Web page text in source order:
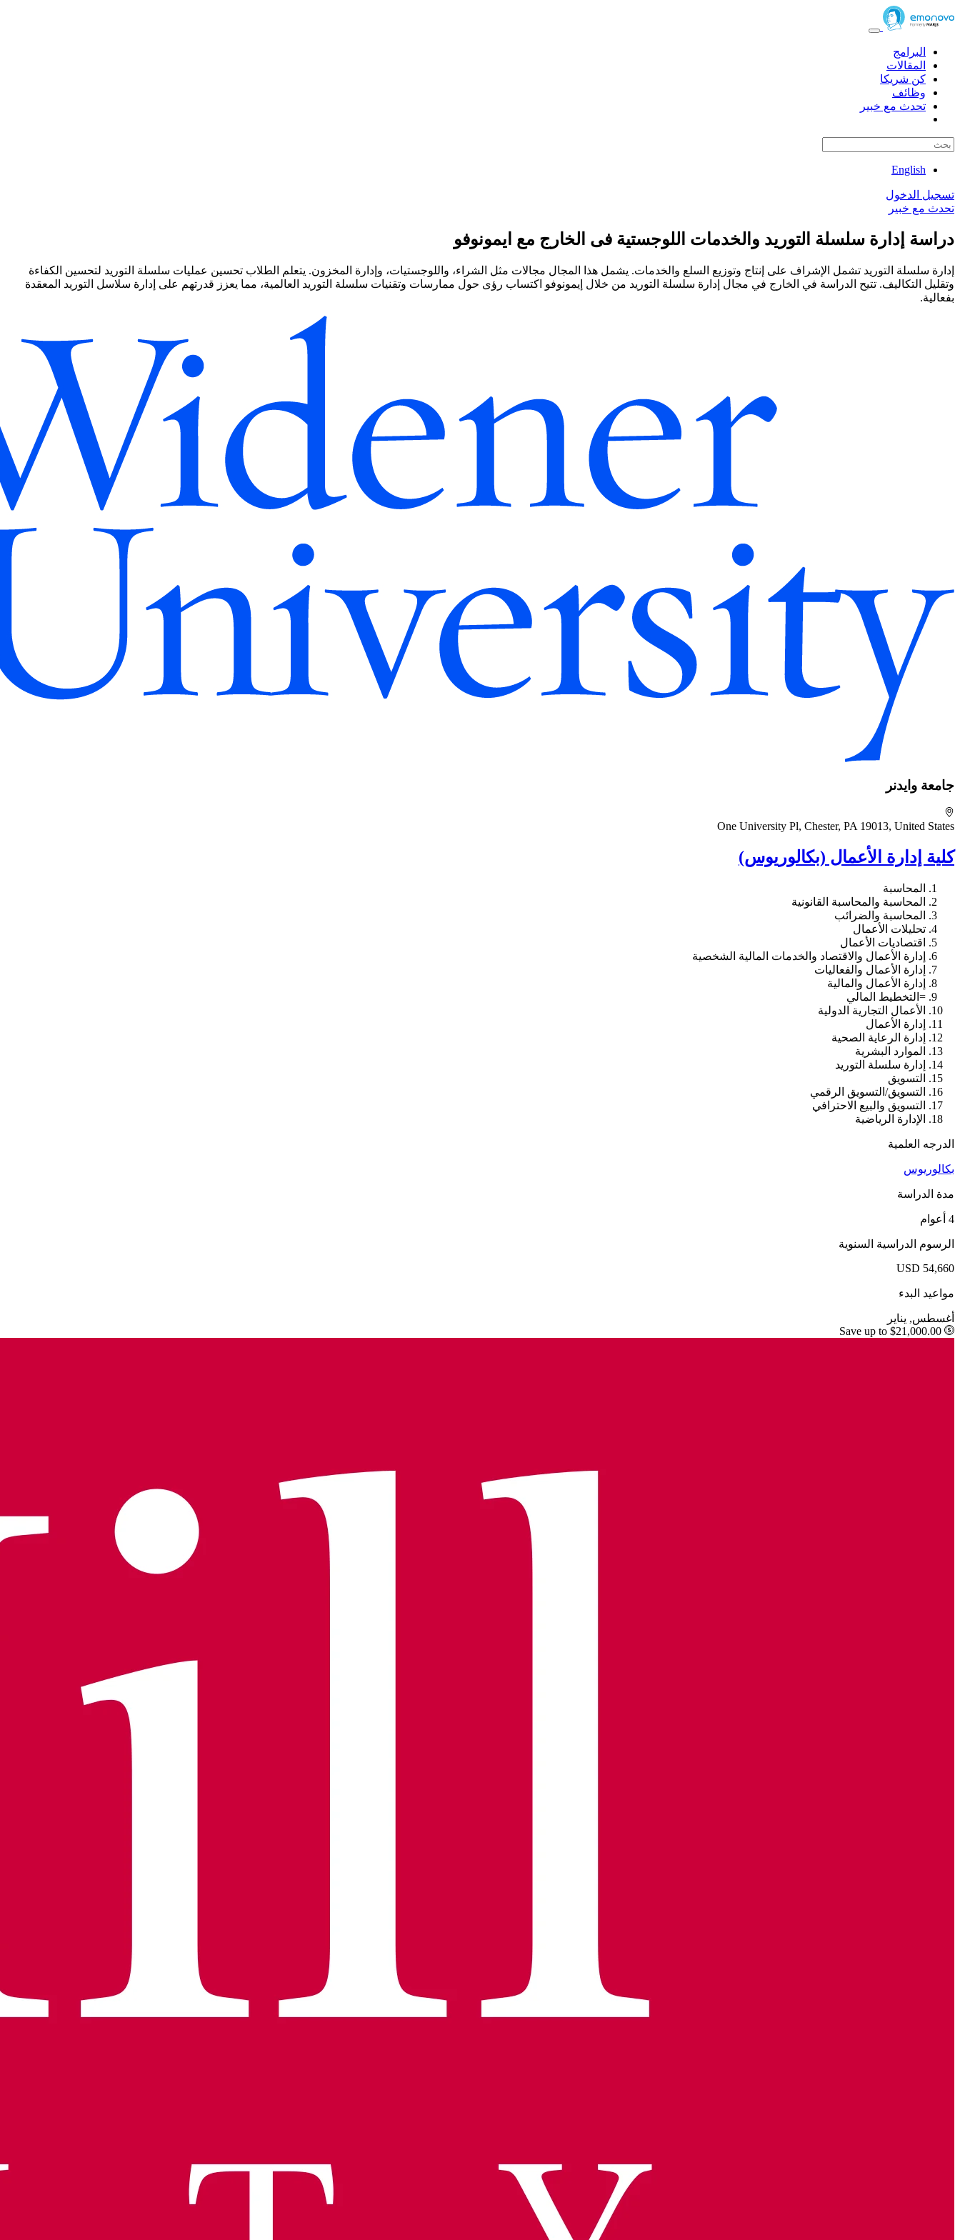
البرامج
المقالات
كن شريكا
وظائف
تحدث مع خبير
English
تسجيل الدخول
تحدث مع خبير
دراسة إدارة سلسلة التوريد والخدمات اللوجستية فى الخارج مع ايمونوفو
إدارة سلسلة التوريد تشمل الإشراف على إنتاج وتوزيع السلع والخدمات. يشمل هذا المجال مجالات مثل الشراء، واللوجستيات، وإدارة المخزون. يتعلم الطلاب تحسين عمليات سلسلة التوريد لتحسين الكفاءة
وتقليل التكاليف. تتيح الدراسة في الخارج في مجال إدارة سلسلة التوريد من خلال إيمونوفو اكتساب رؤى حول ممارسات وتقنيات سلسلة التوريد العالمية، مما يعزز قدرتهم على إدارة سلاسل التوريد المعقدة
بفعالية.
جامعة وايدنر
One University Pl, Chester, PA 19013, United States
كلية إدارة الأعمال (بكالوريوس)
المحاسبة
المحاسبة والمحاسبة القانونية
المحاسبة والضرائب
تحليلات الأعمال
اقتصاديات الأعمال
إدارة الأعمال والاقتصاد والخدمات المالية الشخصية
إدارة الأعمال والفعاليات
إدارة الأعمال والمالية
=التخطيط المالي
الأعمال التجارية الدولية
إدارة الأعمال
إدارة الرعاية الصحية
الموارد البشرية
إدارة سلسلة التوريد
التسويق
التسويق/التسويق الرقمي
التسويق والبيع الاحترافي
الإدارة الرياضية
الدرجه العلمية
بكالوريوس
مدة الدراسة
4 أعوام
الرسوم الدراسية السنوية
USD 54,660
مواعيد البدء
أغسطس, يناير